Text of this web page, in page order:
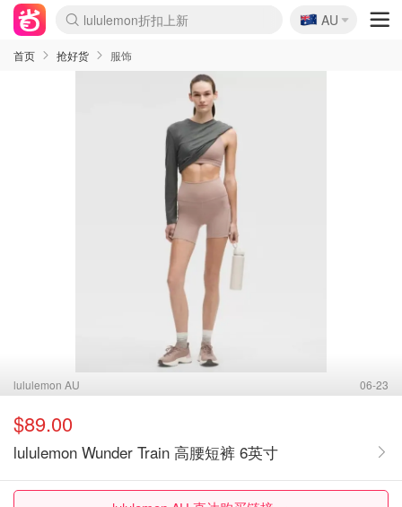
Sasa美妆护肤3.5折
SSENSE年中2.5折
FreshBeauty好价汇总
Cettire降价+叠9折
WWS Coles超市实拍
viagogo二手票捡漏
Myer折扣汇总
The Outnet奢牌1折起
David Jones 3折起
Flannels大牌1折
Perfumes Club护肤1折
AMIRO面罩$251
Amazon折扣汇总
eToro入金$200送$50
Amazon数码好物
ICONIC本周7.5折
ThedoubleF高奢地板价
Moose Knuckles 6折
EUFY摄像头$98
Selenichast首饰2折
Trip机票酒店促销
YSL送5件彩妆礼
Amazon家居好物
Amazon美妆护肤
雅漾大喷$8
过敏原检测盒$33
科颜氏高保湿面霜$29
SEALIFE海洋馆门票6折
丝塔芙大白罐$16
订阅Newsletter送香薰
Cult Beauty 6.8折
Harrods圣诞日历$525
LN-CC奢牌私促3折
d'Alba空姐喷雾$16
EVE LOM套装£56
Bernardelli独家4折
Adore Beauty 6折起
CT圣诞日历
Mytheresa奢品2.7折
Luxury Escapes 9折
Currentbody美容仪$881
MOON Garden Live
Roborock扫地机$649
Tingo Life水杯$24
Valentino官网5折
CR洗护套装$23
修丽可4件套$159
GANNI官网4.5折
Stylevana韩妆4折
Tessabit高奢8.5折
OGX洗发水$11
Amazon阿德莱德次日达
卡诗8.5折+赠礼
Philips Hue灯具8折
La Mer送8件礼值$529
🇦🇺
AU
首页 抢好货 服饰
lululemon AU 06-23
$89.00
lululemon Wunder Train 高腰短裤 6英寸